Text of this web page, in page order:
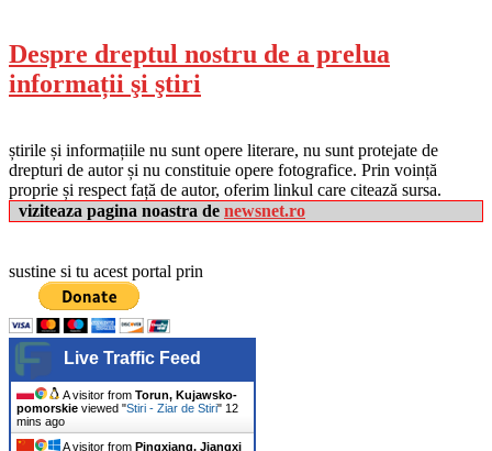
Despre dreptul nostru de a prelua
informații şi ştiri
știrile și informațiile nu sunt opere literare, nu sunt protejate de
drepturi de autor și nu constituie opere fotografice. Prin voință
proprie și respect față de autor, oferim linkul care citează sursa.
viziteaza pagina noastra de newsnet.ro
sustine si tu acest portal prin
Live Traffic Feed
A visitor from Torun, Kujawsko-
pomorskie viewed "Stiri - Ziar de Stiri" 12
mins ago
A visitor from Pingxiang, Jiangxi